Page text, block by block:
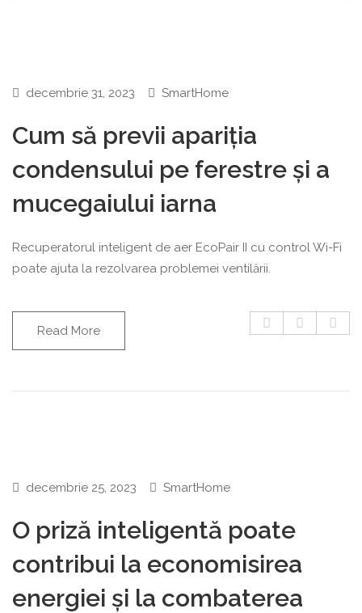
decembrie 31, 2023 SmartHome
Cum să previi apariția
condensului pe ferestre și a
mucegaiului iarna
Recuperatorul inteligent de aer EcoPair II cu control Wi-Fi
poate ajuta la rezolvarea problemei ventilării.
Read More
decembrie 25, 2023 SmartHome
O priză inteligentă poate
contribui la economisirea
energiei și la combaterea